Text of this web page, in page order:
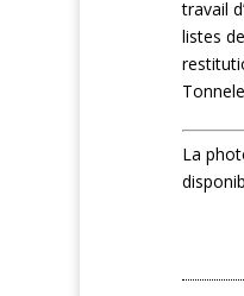
travail
listes
La